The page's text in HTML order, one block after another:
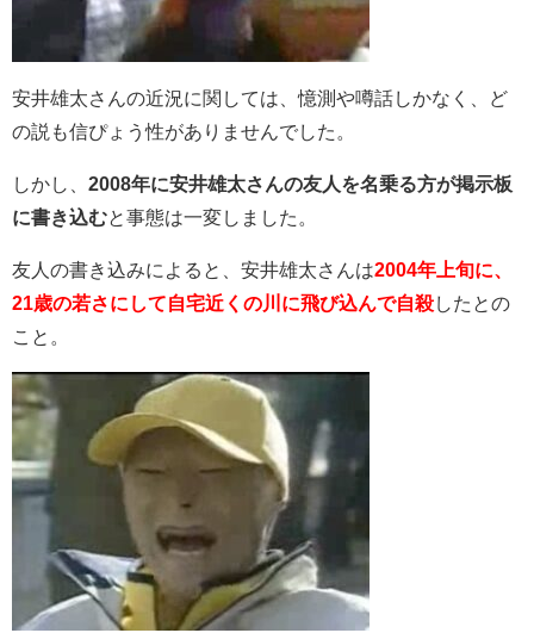
安井雄太さんの近況に関しては、憶測や噂話しかなく、ど
の説も信ぴょう性がありませんでした。
しかし、 2008年に安井雄太さんの友人を名乗る方が掲示板
に書き込むと事態は一変しました。
友人の書き込みによると、安井雄太さんは2004年上旬に、
21歳の若さにして自宅近くの川に飛び込んで自殺したとの
こと。